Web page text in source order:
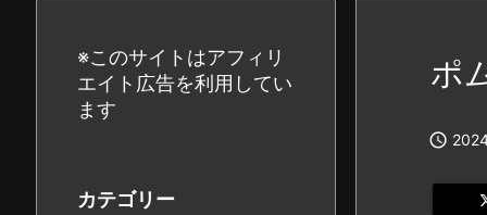
ポ

※このサイトはアフィリ
エイト広告を利用してい
ます
カテゴリー